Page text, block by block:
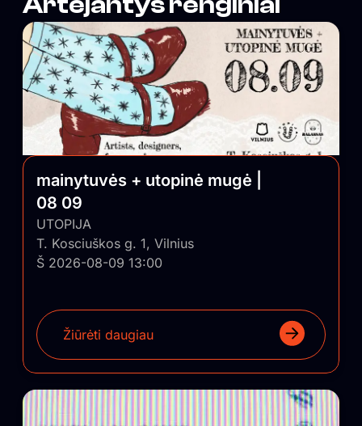
mainytuvės + utopinė mugė |
08 09
UTOPIJA
T. Kosciuškos g. 1, Vilnius
Š 2026-08-09 13:00
Žiūrėti daugiau